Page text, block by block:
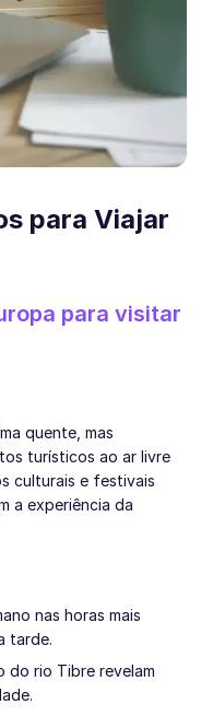
para Viajar
para visitar
quente, mas
turísticos ao ar livre
culturais e festivais
a experiência da
nas horas mais
tarde.
do rio Tibre revelam